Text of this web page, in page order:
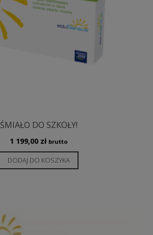
ŚMIAŁO DO SZKOŁY!
1 199,00 zł brutto
DODAJ DO KOSZYKA